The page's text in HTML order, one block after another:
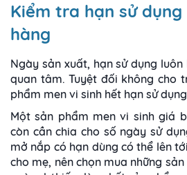
Kiểm tra hạn sử
hàng
Ngày sản xuất, hạn sử dụng
quan tâm. Tuyệt đối không cho
phẩm men vi sinh hết hạn sử
Một sản phẩm men vi sinh giá
còn cần chia cho số ngày sử
mở nắp có hạn dùng có thể lên
cho mẹ, nên chọn mua những